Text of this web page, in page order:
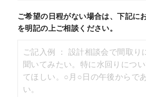
ご希望の日程がない場合は、下記に
を明記の上ご相談ください。